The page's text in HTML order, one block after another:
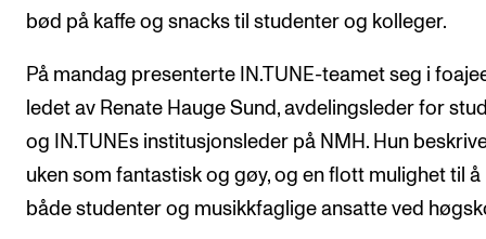
bød på kaffe og snacks til studenter og kolleger.
På mandag presenterte IN.TUNE-teamet seg i
ledet av Renate Hauge Sund, avdelingsleder for
og IN.TUNEs institusjonsleder på NMH. Hun
uken som fantastisk og gøy, og en flott mulighet til
både studenter og musikkfaglige ansatte ved